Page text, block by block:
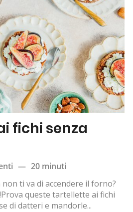
fichi senza
— 20 minuti
ti va di accendere il forno?
queste tartellette ai fichi
di datteri e mandorle...